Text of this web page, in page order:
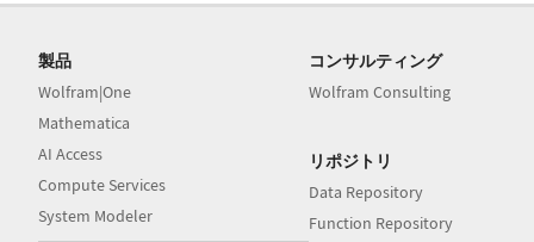
製品
Wolfram|One
Mathematica
AI Access
Compute Services
System Modeler
コンサルティング
Wolfram Consulting
リポジトリ
Data Repository
Function Repository